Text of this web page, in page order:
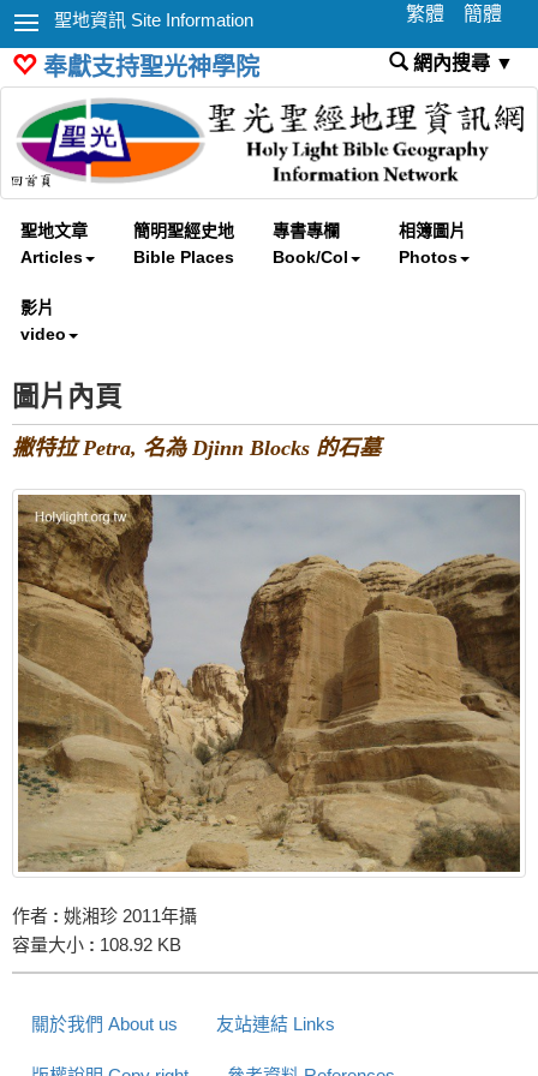
聖地資訊 Site Information 繁體 簡體
奉獻支持聖光神學院 網內搜尋 ▼
聖地文章
Articles
簡明聖經史地
Bible Places
專書專欄
Book/Col
相簿圖片
Photos
影片
video
圖片內頁
撇特拉 Petra, 名為 Djinn Blocks 的石墓
作者 : 姚湘珍 2011年攝
容量大小 : 108.92 KB
關於我們 About us 友站連結 Links